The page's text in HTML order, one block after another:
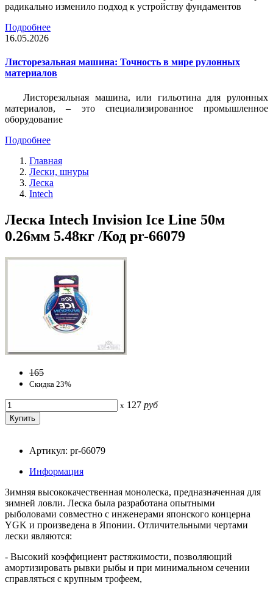
радикально изменило подход к устройству фундаментов
Подробнее
16.05.2026
Листорезальная машина: Точность в мире рулонных
материалов
Листорезальная машина, или гильотина для рулонных
материалов, – это специализированное промышленное
оборудование
Подробнее
Главная
Лески, шнуры
Леска
Intech
Леска Intech Invision Ice Line 50м
0.26мм 5.48кг /Код pr-66079
165
Скидка 23%
x 127 руб
Артикул: pr-66079
Информация
Зимняя высококачественная монолеска, предназначенная для
зимней ловли. Леска была разработана опытными
рыболовами совместно с инженерами японского концерна
YGK и произведена в Японии. Отличительными чертами
лески являются:
- Высокий коэффициент растяжимости, позволяющий
амортизировать рывки рыбы и при минимальном сечении
справляться с крупным трофеем,